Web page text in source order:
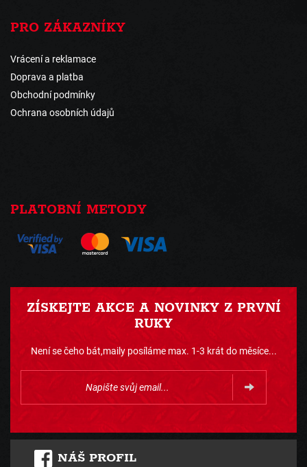
PRO ZÁKAZNÍKY
Vrácení a reklamace
Doprava a platba
Obchodní podmínky
Ochrana osobních údajů
PLATOBNÍ METODY
ZÍSKEJTE AKCE A NOVINKY Z PRVNÍ
RUKY
Není se čeho bát,maily posíláme max. 1-3 krát do měsíce...
NÁŠ PROFIL